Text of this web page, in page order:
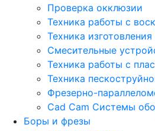
Проверка окклюзии
Техника работы с
Техника
Смесительные
Техника работы с
Техника
Фрезерно-
Cad Cam Системы
Боры и фрезы